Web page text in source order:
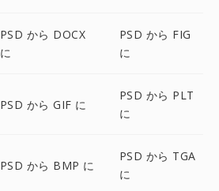
PSD から DOCX
に
PSD から FIG
に
PSD から GIF に
PSD から PLT
に
PSD から BMP に
PSD から TGA
に